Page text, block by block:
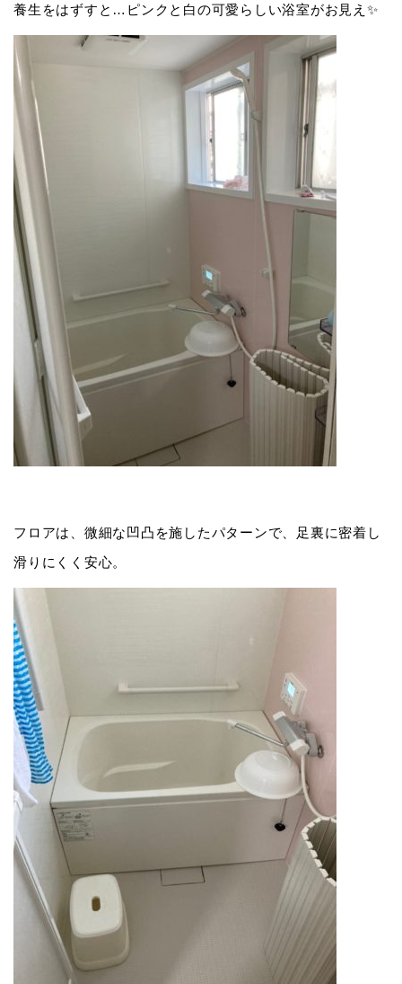
養生をはずすと…ピンクと白の可愛らしい浴室がお見え✨
フロアは、微細な凹凸を施したパターンで、足裏に密着し
滑りにくく安心。